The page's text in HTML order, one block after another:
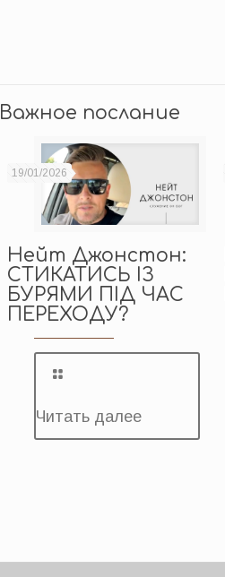
Важное послание
19/01/2026
Нейт Джонстон:
СТИКАТИСЬ ІЗ
БУРЯМИ ПІД ЧАС
ПЕРЕХОДУ?
Читать далее